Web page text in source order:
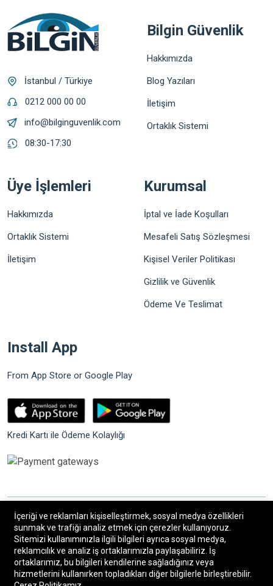
İstanbul / Türkiye
0212 000 00 00
info@bilginguvenlik.com
08:30-17:30
Bilgin Güvenlik
Hakkımızda
Blog Yazıları
İletişim
Ortaklık Sistemi
Üye İşlemleri
Hakkımızda
Ortaklık Sistemi
İletişim
Kurumsal
İptal ve İade Koşulları
Mesafeli Satış Sözleşmesi
Kişisel Veriler Politikası
Gizlilik ve Güvenlik
Ödeme Ve Teslimat
Install App
From App Store or Google Play
Kredi Kartı ile Ödeme Kolaylığı
©2026 Bilgin Güvenlik Sistemleri. Tüm hakları saklıdır.
Bilişim34®|Bilişim34 Akıllı E-Ticaret paketleri
hazırlanmıştır.
İçeriği ve reklamları kişiselleştirmek, sosyal medya özellikleri
sunmak ve trafiği analiz etmek için çerezler kullanıyoruz.
Sitemizi kullanımınızla ilgili bilgileri ayrıca sosyal medya,
reklamcılık ve analiz iş ortaklarımızla paylaşabiliriz. İş
ortaklarımız, bu bilgileri kendilerine sağladığınız veya
hizmetlerini kullanırken topladıkları diğer bilgilerle birleştirebilir.